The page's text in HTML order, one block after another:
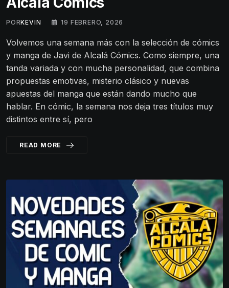
PORKEVIN 19 FEBRERO, 2026
Volvemos una semana más con la selección de cómics
y manga de Javi de Alcalá Cómics. Como siempre, una
tanda variada y con mucha personalidad, que combina
propuestas emotivas, misterio clásico y nuevas
apuestas del manga que están dando mucho que
hablar. En cómic, la semana nos deja tres títulos muy
distintos entre sí, pero
READ MORE